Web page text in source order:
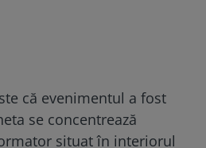
că evenimentul a fost
se concentrează
situat în interiorul